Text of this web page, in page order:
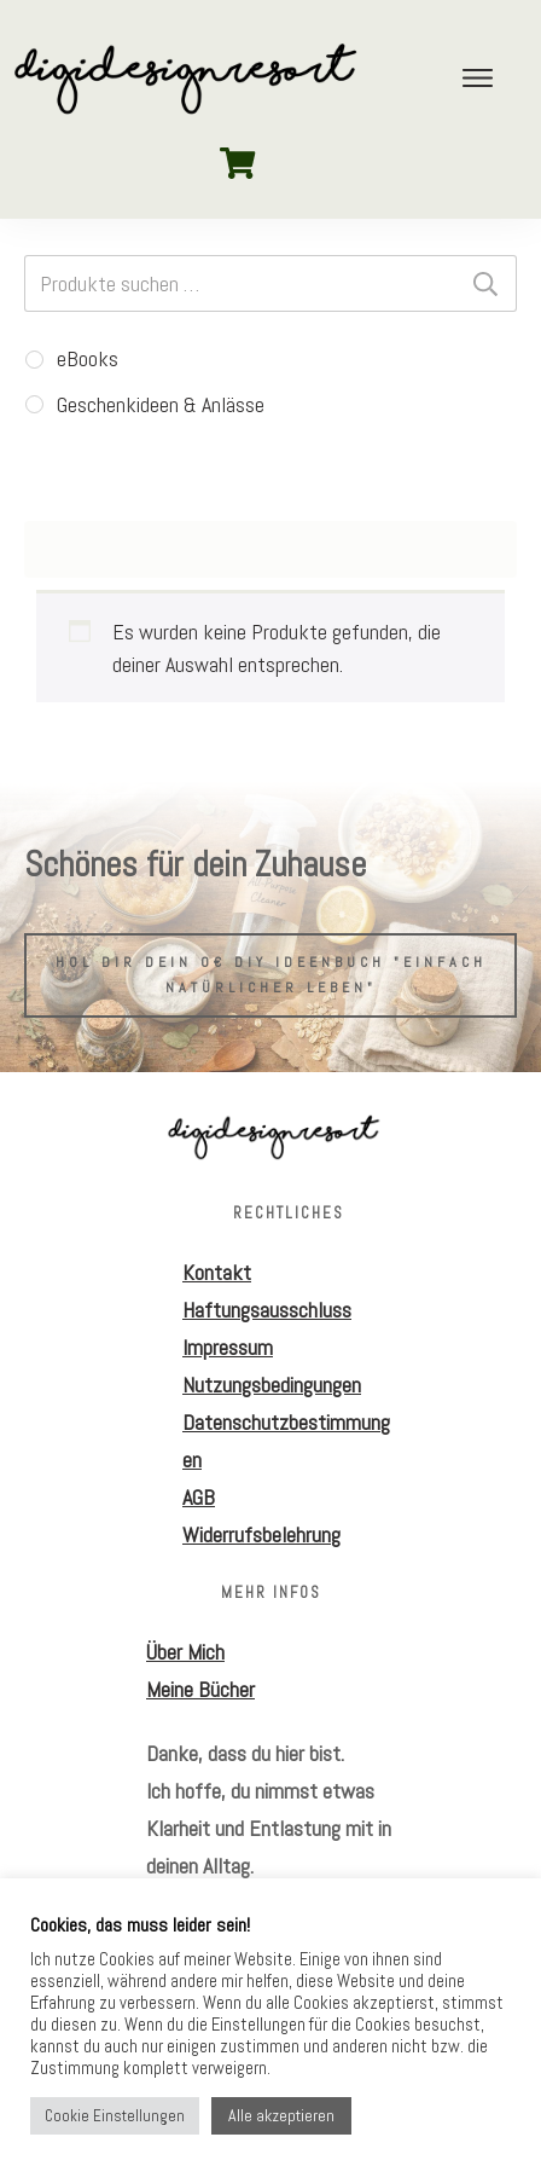
Es wurden keine Produkte gefunden, die
deiner Auswahl entsprechen.
Suchen
nach:
eBooks
Geschenkideen & Anlässe
Schönes für dein Zuhause
HOL DIR DEIN 0€ DIY IDEENBUCH "EINFACH
NATÜRLICHER LEBEN"
RECHTLICHES
Kontakt
Haftungsausschluss
Impressum
Nutzungsbedingungen
Datenschutzbestimmung
en
AGB
Widerrufsbelehrung
MEHR INFOS
Über Mich
Meine Bücher
Danke, dass du hier bist.
Ich hoffe, du nimmst etwas
Klarheit und Entlastung mit in
deinen Alltag.
HIER FINDEST DU MICH
Cookies, das muss leider sein!
Ich nutze Cookies auf meiner Website. Einige von ihnen sind
essenziell, während andere mir helfen, diese Website und deine
Erfahrung zu verbessern. Wenn du alle Cookies akzeptierst, stimmst
du diesen zu. Wenn du die Einstellungen für die Cookies besuchst,
kannst du auch nur einigen zustimmen und anderen nicht bzw. die
Zustimmung komplett verweigern.
Cookie Einstellungen Alle akzeptieren